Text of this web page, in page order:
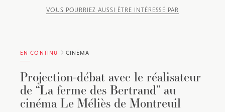
VOUS POURRIEZ AUSSI ÊTRE INTÉRESSÉ PAR
EN CONTINU CINÉMA
Projection-débat avec le réalisateur
de “La ferme des Bertrand” au
cinéma Le Méliès de Montreuil